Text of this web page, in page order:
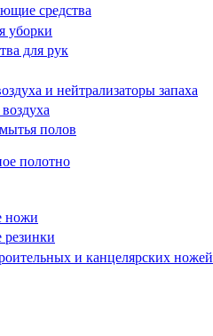
средства
уборки
для рук
и нейтрализаторы запаха
полов
полотно
ножи
резинки
и канцелярских ножей